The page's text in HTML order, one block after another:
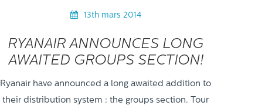
13th mars 2014
RYANAIR ANNOUNCES LONG
AWAITED GROUPS SECTION!
Ryanair have announced a long awaited addition to
their distribution system : the groups section. Tour